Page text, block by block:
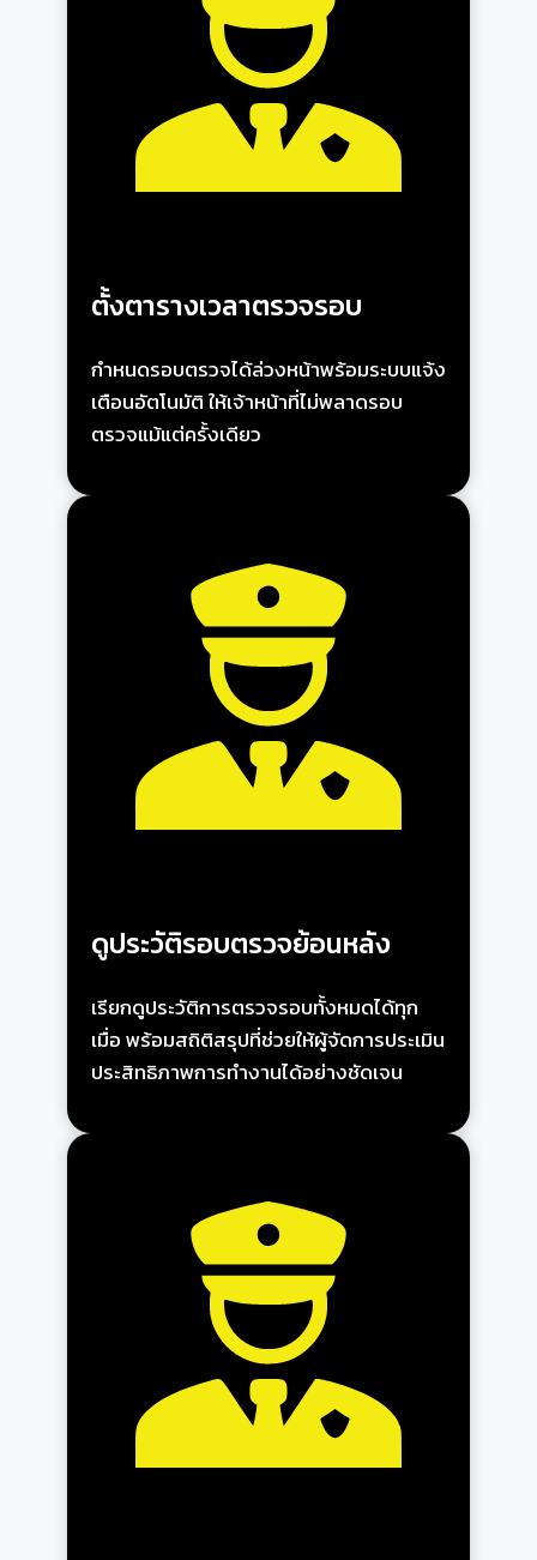
ตั้งตารางเวลาตรวจรอบ
กำหนดรอบตรวจได้ล่วงหน้าพร้อมระบบแจ้ง
เตือนอัตโนมัติ ให้เจ้าหน้าที่ไม่พลาดรอบ
ตรวจแม้แต่ครั้งเดียว
ดูประวัติรอบตรวจย้อนหลัง
เรียกดูประวัติการตรวจรอบทั้งหมดได้ทุก
เมื่อ พร้อมสถิติสรุปที่ช่วยให้ผู้จัดการประเมิน
ประสิทธิภาพการทำงานได้อย่างชัดเจน